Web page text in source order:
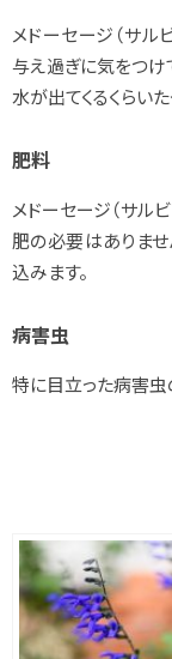
メドーセージ（サル
与え過ぎに気をつけ
水が出てくるくらい
肥料
メドーセージ（サル
肥の必要はありま
込みます。
病害虫
特に目立った病害虫